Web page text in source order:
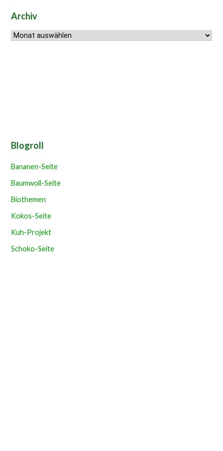
Archiv
Archiv
Blogroll
Bananen-Seite
Baumwoll-Seite
Biothemen
Kokos-Seite
Kuh-Projekt
Schoko-Seite